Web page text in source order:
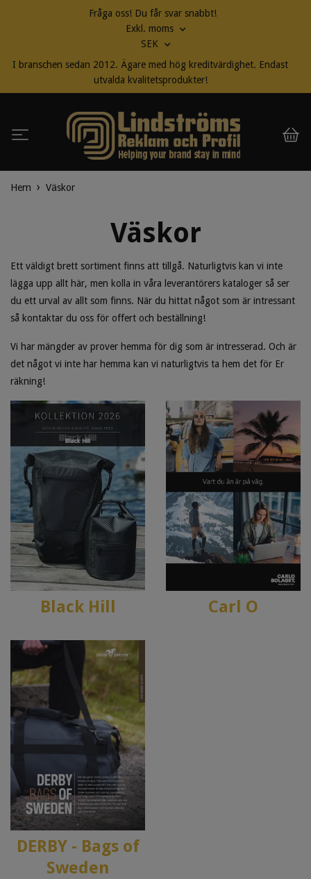
Fråga oss! Du får svar snabbt!
Exkl. moms
SEK
I branschen sedan 2012. Ägare med hög kreditvärdighet. Endast
utvalda kvalitetsprodukter!
Hem Väskor
Väskor
Ett väldigt brett sortiment finns att tillgå. Naturligtvis kan vi inte
lägga upp allt här, men kolla in våra leverantörers kataloger så ser
du ett urval av allt som finns. När du hittat något som är intressant
så kontaktar du oss för offert och beställning!
Vi har mängder av prover hemma för dig som är intresserad. Och är
det något vi inte har hemma kan vi naturligtvis ta hem det för Er
räkning!
Black Hill Carl O
DERBY - Bags of
Sweden